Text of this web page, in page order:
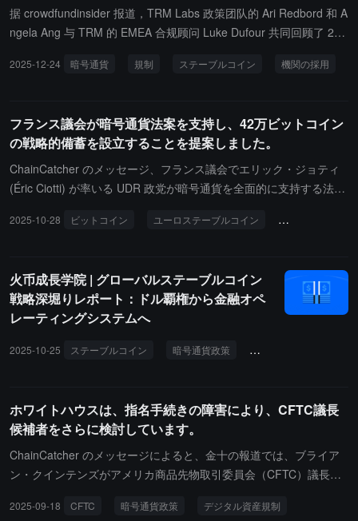
ジタル資産規則を更新し、複数の著名な暗号企業に対する執行案件
を撤回しました。SEC は同時に、執行部門の東南地区副主任 Nekia
た。
据 crowdfundinsider 报道，TRM Labs 政策团队的 Ari Redbord 和 A
ngela Ang 与 TRM 的 EMEA 合规顾问 Luke Dufour 共同回顾了 202
区的加密政策发展，揭示了若干关键趋势：ステーブルコインが政策
し、約80%の司法管轄区の金融機関が新しいデジタル資産の取り組
みを発表しました。規制が違法資金調達に与える影響は依然として
明確です。TRMの分析によると、仮想資産サービスプロバイダー
（VASP）は暗号エコシステムの中で最も広く規制されている部分
です。TRM Labsは、2025年が「アメリカの暗号政策の分水嶺の
た。逆に、規制当局はますます「ガイダンス、監視、執行を利用し
て政策目標を達成している」と述べています。
2025-12-24 暗号通貨 規制 ステーブルコイン 機関の採用
フランス議会が暗号通貨法案を支持し、42万ビットコイン
の戦略的備蓄を設立することを提案しました。
ChainCatcher のメッセージ、フランス議会でエリック・ジョティ
(Éric Ciotti) が率いる UDR 政党が暗号通貨を全面的に支持する法案
な暗号通貨政策を提案しており、主に三つの核心内容を含んでいま
を立て、公共採掘、押収資産の保持、貯蓄プランの資金配分などの
方法で資金を調達する；ユーロ安定コインの発展を促進し、1 日あ
たり 200 ユーロの支払い上限に対する免税政策を提案し、EU デジ
採掘電力税の調整、機関投資チャネルの促進、欧州の慎重規則の改
エコシステムを支持する姿勢を示していますが、同党が議会で 577
議席中 16 議席しか占めていないため、通過の可能性は極めて低い
です。
2025-10-28 ビットコイン ユーロステーブルコイン 暗号通貨政策
火币成長学院 | グローバルステーブルコイン
戦略深堀りレポート：ドル覇権から金融オペ
レーティングシステムへ
2025-10-25 ステーブルコイン 暗号通貨政策 暗号ドル
ホワイトハウスは、指名手続きの障害により、CFTC議長
候補者をさらに検討しています。
ChainCatcher のメッセージによると、金十の報道では、ブライア
ン・クインテンズがアメリカ商品先物取引委員会（CFTC）議長に
補者を検討しているとのことです。関係者によれば、暗号通貨政策
2025-09-18 CFTC 暗号通貨政策 デジタル資産規制